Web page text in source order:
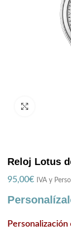
Reloj Lotus
95,00€ IVA y